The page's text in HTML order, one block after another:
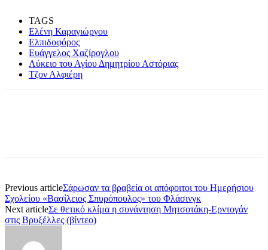
TAGS
Ελένη Καραγιώργου
Ελπιδοφόρος
Ευάγγελος Χαζίρογλου
Λύκειο του Αγίου Δημητρίου Αστόριας
Τζον Αλφιέρη
Previous articleΣάρωσαν τα βραβεία οι απόφοιτοι του Ημερήσιου
Σχολείου «Βασίλειος Σπυρόπουλος» του Φλάσινγκ
Next articleΣε θετικό κλίμα η συνάντηση Μητσοτάκη-Ερντογάν
στις Βρυξέλλες (βίντεο)